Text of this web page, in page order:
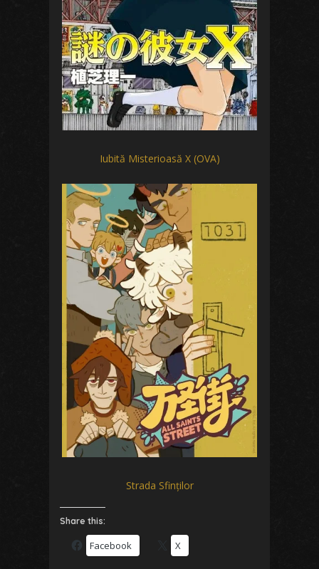
Iubită Misterioasă X (OVA)
Strada Sfinților
Share this:
Facebook X